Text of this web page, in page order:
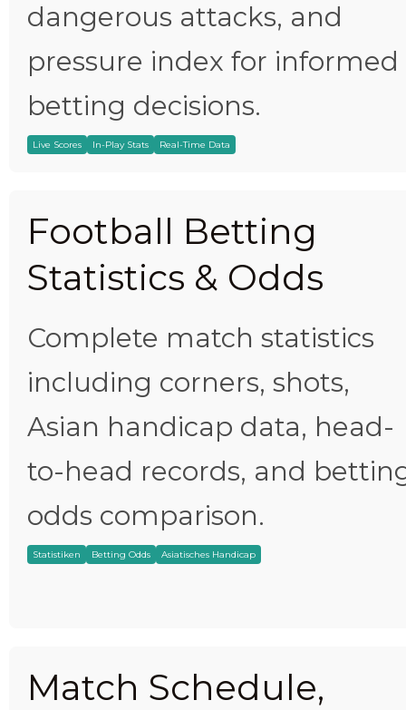
dangerous attacks, and
pressure index for informed
betting decisions.
Live Scores In-Play Stats Real-Time Data
Football Betting
Statistics & Odds
Complete match statistics
including corners, shots,
Asian handicap data, head-
to-head records, and
odds comparison.
Statistiken Betting Odds Asiatisches Handicap
Match Schedule,